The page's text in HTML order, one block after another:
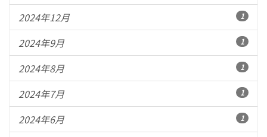
2024年12月 1
2024年9月 1
2024年8月 1
2024年7月 1
2024年6月 1